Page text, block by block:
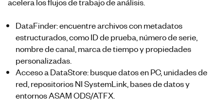
DataFinder: encuentre archivos con metadatos
estructurados, como ID de prueba, número de serie,
nombre de canal, marca de tiempo y propiedades
personalizadas.
Acceso a DataStore: busque datos en PC, unidades de
red, repositorios NI SystemLink, bases de datos y
entornos ASAM ODS/ATFX.